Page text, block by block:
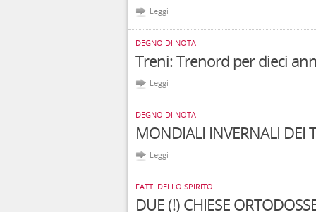
Leggi
DEGNO DI NOTA
Treni: Trenord per dieci
Leggi
DEGNO DI NOTA
MONDIALI INVERNALI DEI
Leggi
FATTI DELLO SPIRITO
DUE (!) CHIESE